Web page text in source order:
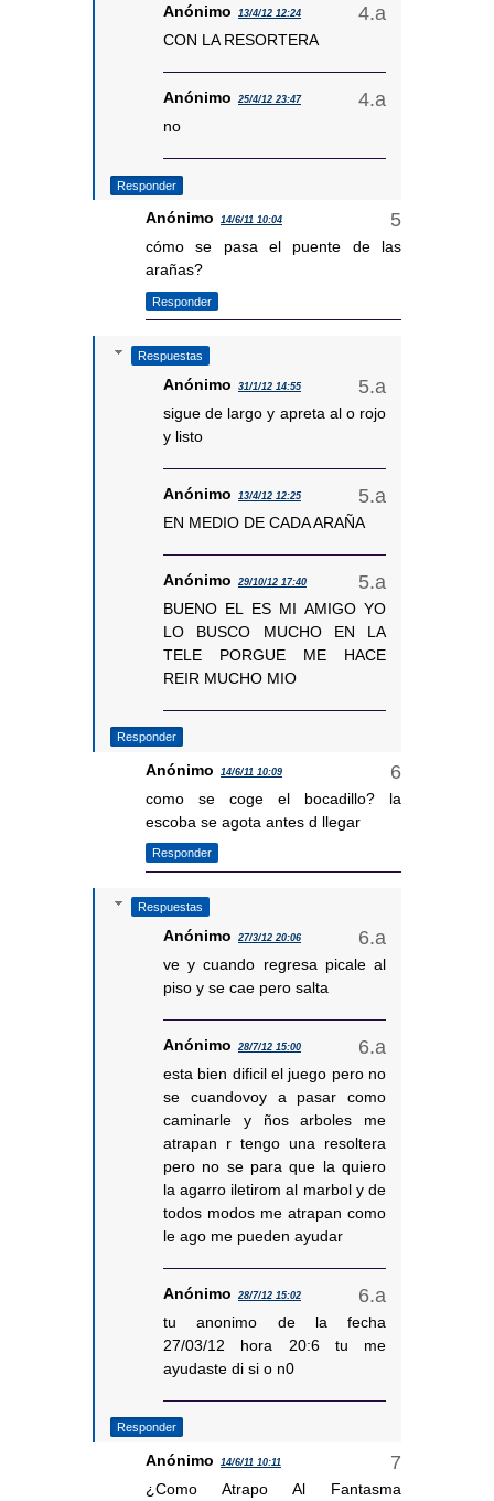
Anónimo 13/4/12 12:24
CON LA RESORTERA
Anónimo 25/4/12 23:47
no
Responder
Anónimo 14/6/11 10:04
cómo se pasa el puente de las
arañas?
Responder
Respuestas
Anónimo 31/1/12 14:55
sigue de largo y apreta al o rojo
y listo
Anónimo 13/4/12 12:25
EN MEDIO DE CADA ARAÑA
Anónimo 29/10/12 17:40
BUENO EL ES MI AMIGO YO
LO BUSCO MUCHO EN LA
TELE PORGUE ME HACE
REIR MUCHO MIO
Responder
Anónimo 14/6/11 10:09
como se coge el bocadillo? la
escoba se agota antes d llegar
Responder
Respuestas
Anónimo 27/3/12 20:06
ve y cuando regresa picale al
piso y se cae pero salta
Anónimo 28/7/12 15:00
esta bien dificil el juego pero no
se cuandovoy a pasar como
caminarle y ños arboles me
atrapan r tengo una resoltera
pero no se para que la quiero
la agarro iletirom al marbol y de
todos modos me atrapan como
le ago me pueden ayudar
Anónimo 28/7/12 15:02
tu anonimo de la fecha
27/03/12 hora 20:6 tu me
ayudaste di si o n0
Responder
Anónimo 14/6/11 10:11
¿Como Atrapo Al Fantasma